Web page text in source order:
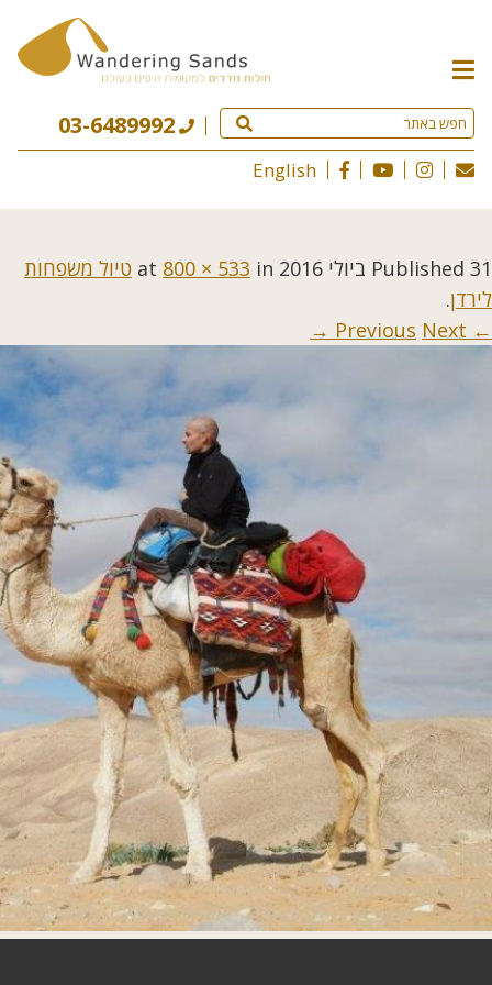
תפריט
האתר
03-6489992
English
Published 31 ביולי 2016 800 × 533 in
טיול משפחות
לירדן.
← Previous
Next →